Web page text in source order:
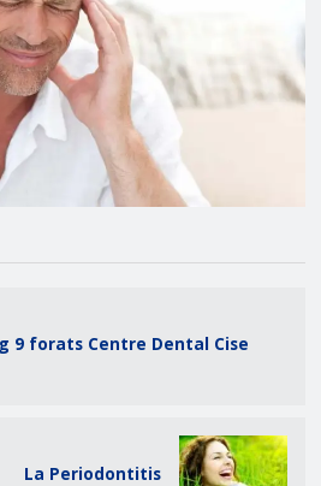
9 forats Centre Dental Cise
La Periodontitis